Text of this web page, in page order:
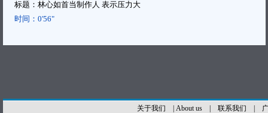
标题： 林心如首当制作人 表示压力大
时间： 0'56"
关于我们 About us| 联系我们